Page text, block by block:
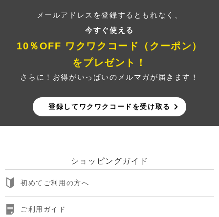
メールアドレスを登録するともれなく、
今すぐ使える
10％OFF ワクワクコード（クーポン）
をプレゼント！
さらに！お得がいっぱいのメルマガが届きます！
登録してワクワクコードを受け取る
ショッピングガイド
初めてご利用の方へ
ご利用ガイド